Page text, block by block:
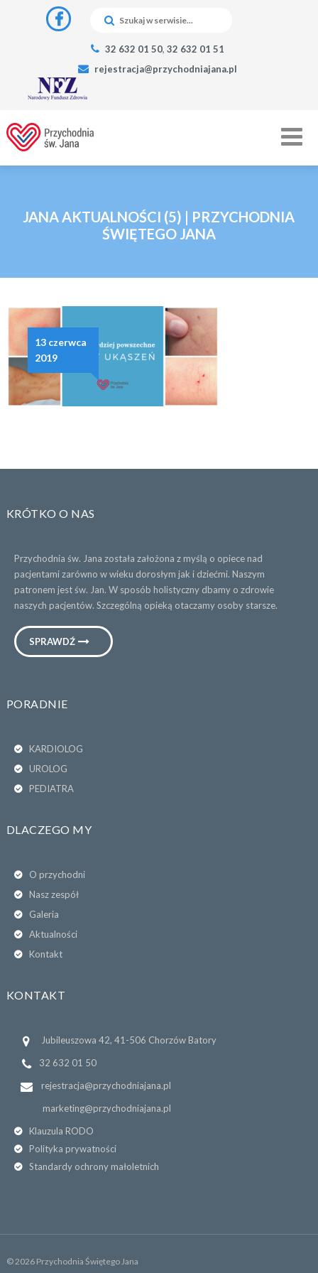
32 632 01 50, 32 632 01 51
rejestracja@przychodniajana.pl
JANA AKTUALNOŚCI (5) | PRZYCHODNIA
ŚWIĘTEGO JANA
13 czerwca
2019
KRÓTKO O NAS
Przychodnia św. Jana została założona z myślą o opiece nad
pacjentami zarówno w wieku dorosłym jak i dziećmi. Naszym
patronem jest św. Jan. W sposób holistyczny dbamy o zdrowie
naszych pacjentów. Szczególną opieką otaczamy osoby starsze.
SPRAWDŹ
PORADNIE
KARDIOLOG
UROLOG
PEDIATRA
DLACZEGO MY
O przychodni
Nasz zespół
Galeria
Aktualności
Kontakt
KONTAKT
Jubileuszowa 42, 41-506 Chorzów Batory
32 632 01 50
rejestracja@przychodniajana.pl
marketing@przychodniajana.pl
Klauzula RODO
Polityka prywatności
Standardy ochrony małoletnich
© 2026 Przychodnia Świętego Jana